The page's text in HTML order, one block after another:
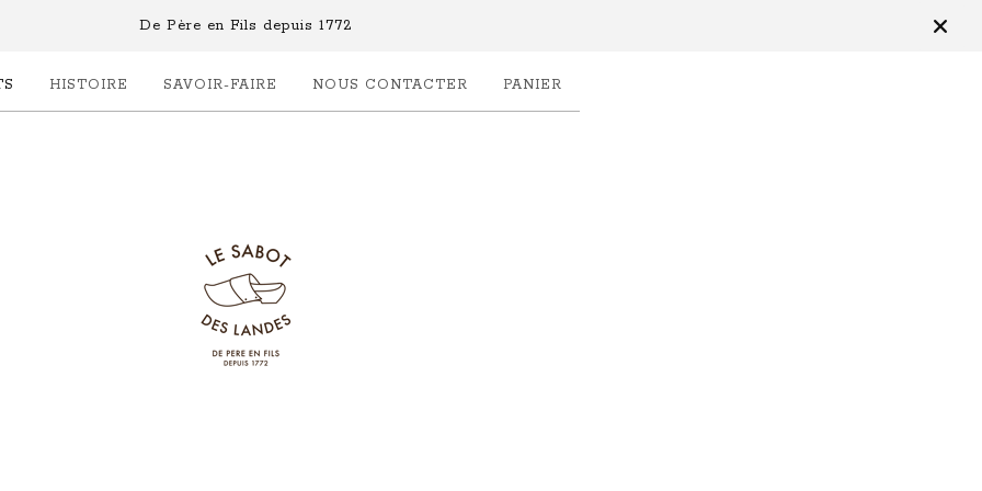
De Père en Fils depuis 1772
HISTOIRE SAVOIR-FAIRE NOUS CONTACTER PANIER